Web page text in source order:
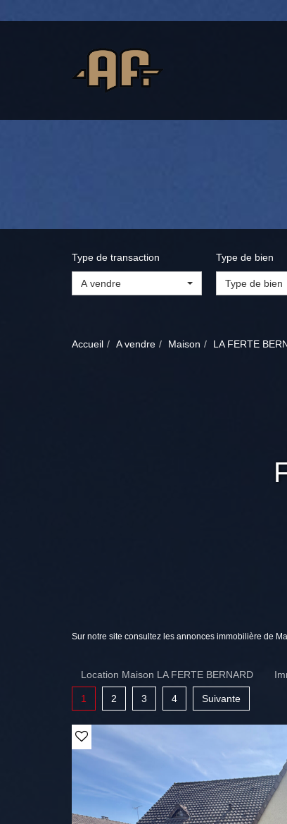
Type de transaction
A vendre
Type de bien
Type de bien
Accueil A vendre Maison LA FERTE
Sur notre site consultez les annonces immobilière de
Location Maison LA FERTE BERNARD
1 2 3 4 Suivante